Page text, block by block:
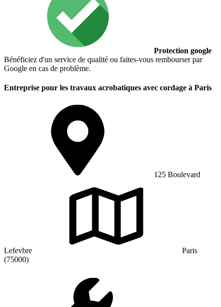
Protection google
Bénéficiez d'un service de qualité ou faites-vous rembourser par
Google en cas de problème.
Entreprise pour les travaux acrobatiques avec cordage à Paris
125 Boulevard
Lefevbre
Paris
(75000)